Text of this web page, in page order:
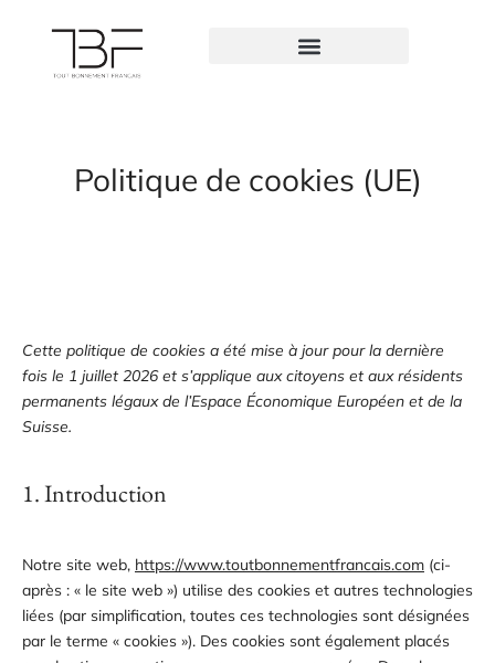
Politique de cookies (UE)
Cette politique de cookies a été mise à jour pour la dernière
fois le 1 juillet 2026 et s’applique aux citoyens et aux résidents
permanents légaux de l’Espace Économique Européen et de la
Suisse.
1. Introduction
Notre site web, https://www.toutbonnementfrancais.com (ci-
après : « le site web ») utilise des cookies et autres technologies
liées (par simplification, toutes ces technologies sont désignées
par le terme « cookies »). Des cookies sont également placés